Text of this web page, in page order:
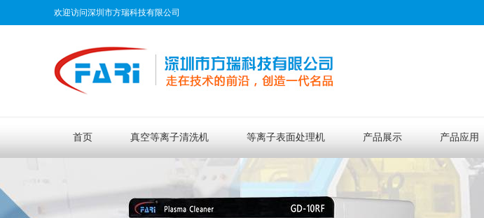
欢迎访问深圳市方瑞科技有限公司
首页 真空等离子清洗机 等离子表面处理机 产品展示 产品应用